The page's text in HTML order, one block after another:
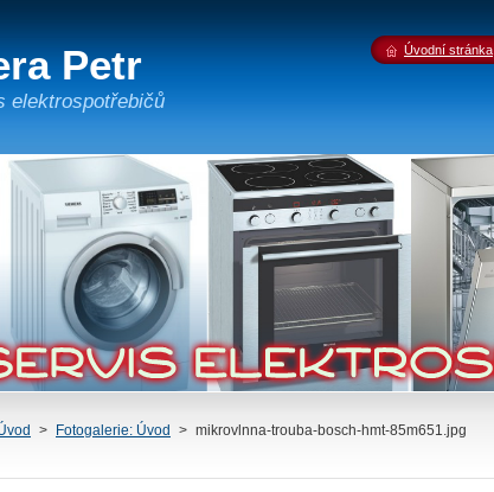
Petr
elektrospotřebičů
> Fotogalerie: Úvod > mikrovlnna-trouba-bosch-hmt-85m651.jpg
Úvodní stránka